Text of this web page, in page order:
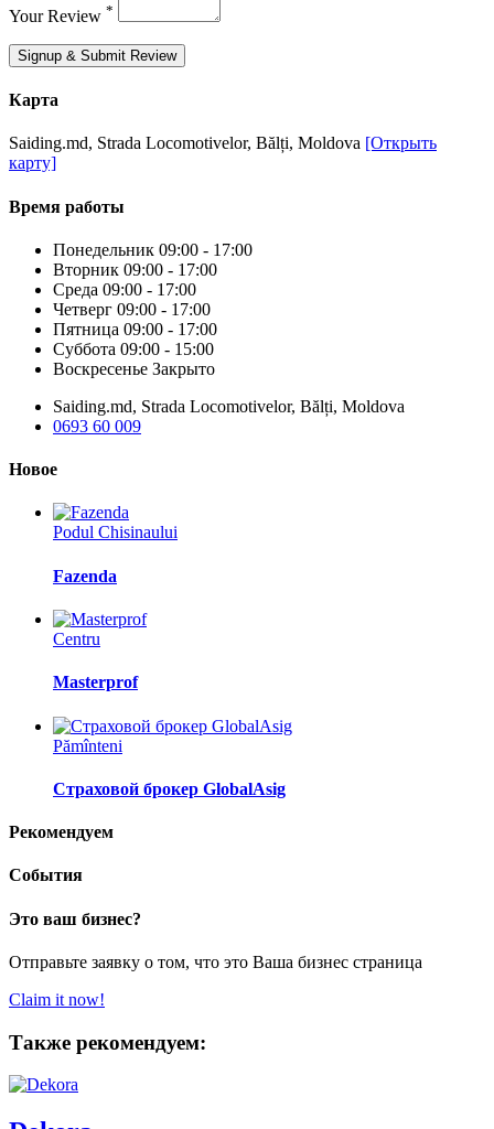
Your Review *
Signup & Submit Review
Карта
Saiding.md, Strada Locomotivelor, Bălți, Moldova [Открыть
карту]
Время работы
Понедельник 09:00 - 17:00
Вторник 09:00 - 17:00
Среда 09:00 - 17:00
Четверг 09:00 - 17:00
Пятница 09:00 - 17:00
Суббота 09:00 - 15:00
Воскресенье Закрыто
Saiding.md, Strada Locomotivelor, Bălți, Moldova
0693 60 009
Новое
Podul Chisinaului
Fazenda
Centru
Masterprof
Pămînteni
Страховой брокер GlobalAsig
Рекомендуем
События
Это ваш бизнес?
Отправьте заявку о том, что это Ваша бизнес страница
Claim it now!
Также рекомендуем: